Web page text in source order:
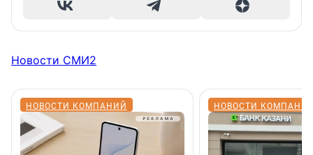
Новости СМИ2
НОВОСТИ КОМПАНИЙ НОВОСТИ